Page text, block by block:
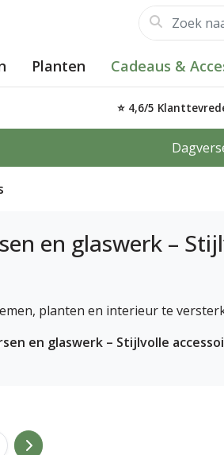
Planten Cadeaus &
⭐ 4,6/5
en glaswerk –
planten en interieur te
en glaswerk – Stijlvolle